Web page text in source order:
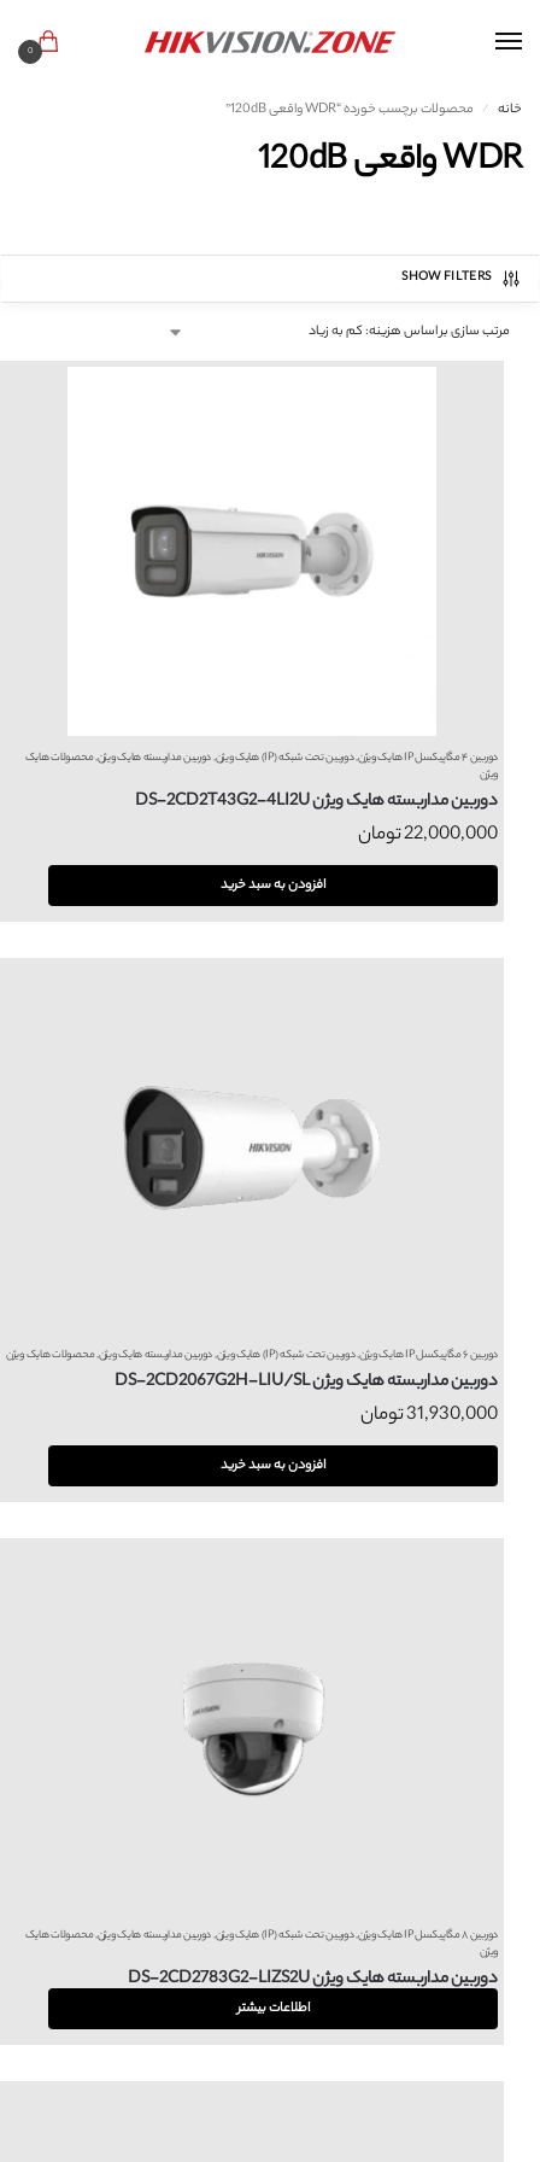
0
خانه / محصولات برچسب خورده “WDR واقعی 120dB”
WDR واقعی 120dB
SHOW FILTERS
دوربین ۴ مگاپیکسل IP هایک ویژن ,دوربین تحت شبکه (IP) هایک ویژن ,دوربین مداربسته هایک ویژن,محصولات هایک
ویژن
دوربین مداربسته هایک ویژن DS-2CD2T43G2-4LI2U
22,000,000تومان
افزودن به سبد خرید
دوربین ۶ مگاپیکسل IP هایک ویژن ,دوربین تحت شبکه (IP) هایک ویژن ,دوربین مداربسته هایک ویژن,محصولات هایک ویژن
دوربین مداربسته هایک ویژن DS-2CD2067G2H-LIU/SL
31,930,000تومان
افزودن به سبد خرید
دوربین ۸ مگاپیکسل IP هایک ویژن ,دوربین تحت شبکه (IP) هایک ویژن ,دوربین مداربسته هایک ویژن,محصولات هایک
ویژن
دوربین مداربسته هایک ویژن DS-2CD2783G2-LIZS2U
اطلاعات بیشتر